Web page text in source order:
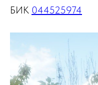
БИК 044525974